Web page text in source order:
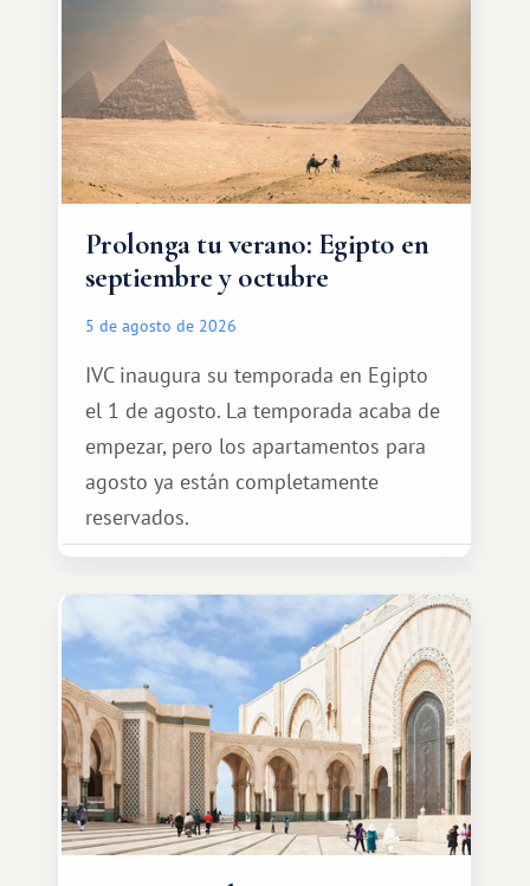
Prolonga tu verano: Egipto en
septiembre y octubre
5 de agosto de 2026
IVC inaugura su temporada en Egipto
el 1 de agosto. La temporada acaba de
empezar, pero los apartamentos para
agosto ya están completamente
reservados.